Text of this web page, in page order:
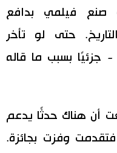
صنع فيلمي بدافع
حتى لو تأخر
- جزئيًا بسبب ما قاله
أن هناك حدثًا يدعم
فتقدمت وفزت بجائزة.